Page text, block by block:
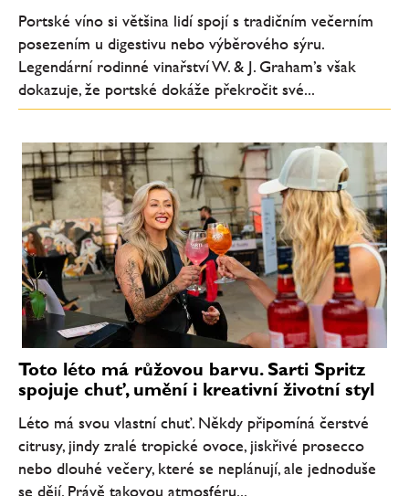
Portské víno si většina lidí spojí s tradičním večerním
posezením u digestivu nebo výběrového sýru.
Legendární rodinné vinařství W. & J. Graham’s však
dokazuje, že portské dokáže překročit své...
Toto léto má růžovou barvu. Sarti Spritz
spojuje chuť, umění i kreativní životní styl
Léto má svou vlastní chuť. Někdy připomíná čerstvé
citrusy, jindy zralé tropické ovoce, jiskřivé prosecco
nebo dlouhé večery, které se neplánují, ale jednoduše
se dějí. Právě takovou atmosféru...